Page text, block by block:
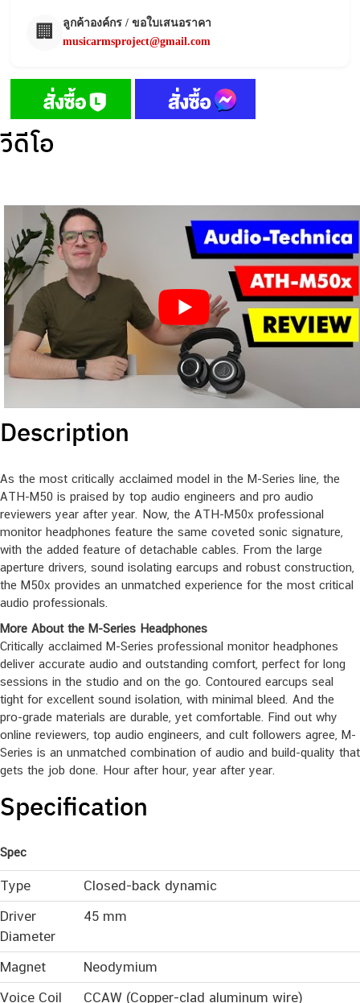
🏢
ลูกค้าองค์กร / ขอใบเสนอราคา
musicarmsproject@gmail.com
วีดีโอ
Description
As the most critically acclaimed model in the M-Series line, the
ATH-M50 is praised by top audio engineers and pro audio
reviewers year after year. Now, the ATH-M50x professional
monitor headphones feature the same coveted sonic signature,
with the added feature of detachable cables. From the large
aperture drivers, sound isolating earcups and robust construction,
the M50x provides an unmatched experience for the most critical
audio professionals.
More About the M-Series Headphones
Critically acclaimed M-Series professional monitor headphones
deliver accurate audio and outstanding comfort, perfect for long
sessions in the studio and on the go. Contoured earcups seal
tight for excellent sound isolation, with minimal bleed. And the
pro-grade materials are durable, yet comfortable. Find out why
online reviewers, top audio engineers, and cult followers agree, M-
Series is an unmatched combination of audio and build-quality that
gets the job done. Hour after hour, year after year.
Specification
Spec
Type
Closed-back dynamic
Driver
Diameter
45 mm
Magnet
Neodymium
Voice Coil
CCAW (Copper-clad aluminum wire)